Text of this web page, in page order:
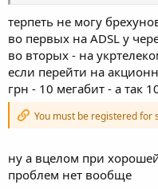
терпеть не могу
во первых на ADSL у
во вторых - на
если перейти на
грн - 10 мегабит - а так
You must be registered for
ну а вцелом при
проблем нет вообще